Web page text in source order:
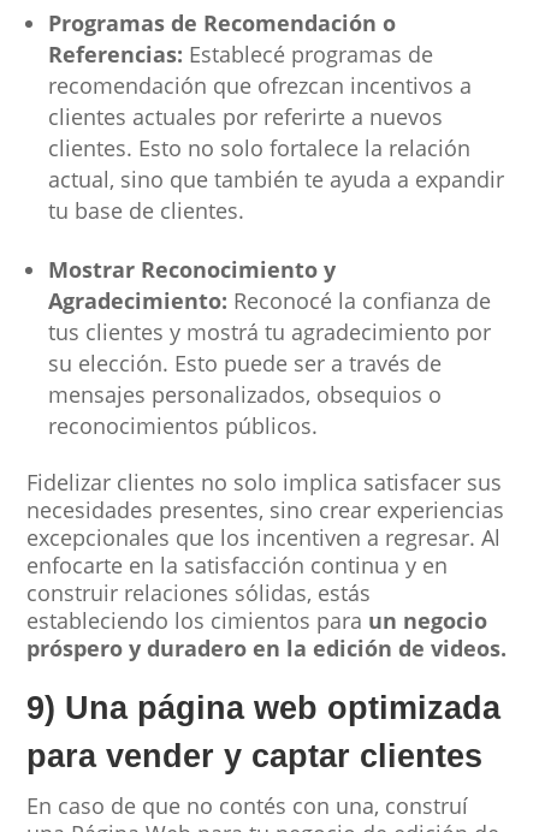
Programas de Recomendación o
Referencias: Establecé programas de
recomendación que ofrezcan incentivos a
clientes actuales por referirte a nuevos
clientes. Esto no solo fortalece la relación
actual, sino que también te ayuda a expandir
tu base de clientes.
Mostrar Reconocimiento y
Agradecimiento: Reconocé la confianza de
tus clientes y mostrá tu agradecimiento por
su elección. Esto puede ser a través de
mensajes personalizados, obsequios o
reconocimientos públicos.
Fidelizar clientes no solo implica satisfacer sus
necesidades presentes, sino crear experiencias
excepcionales que los incentiven a regresar. Al
enfocarte en la satisfacción continua y en
construir relaciones sólidas, estás
estableciendo los cimientos para un negocio
próspero y duradero en la edición de videos.
9) Una página web optimizada
para vender y captar clientes
En caso de que no contés con una, construí